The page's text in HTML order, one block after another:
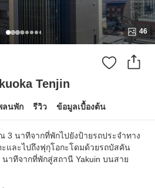
46
Tenjin
ลนพัก รีวิว ข้อมูลเบื้องต้น
3 นาทีจากที่พักไปยังป้ายรถประจำทาง
และไปถึงฟุกุโอกะโดมด้วยรถบัสคัน
าทีจากที่พักสู่สถานี Yakuin บนสาย